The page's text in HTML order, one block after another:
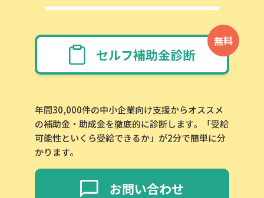
無料
セルフ補助金診断
年間30,000件の中小企業向け支援からオススメ
の補助金・助成金を徹底的に診断します。「受給
可能性といくら受給できるか」が2分で簡単に分
かります。
お問い合わせ